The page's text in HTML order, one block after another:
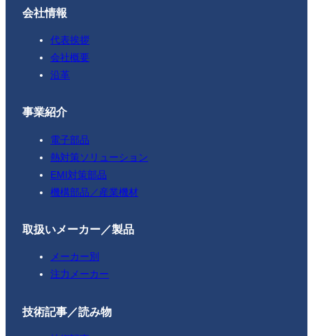
会社情報
代表挨拶
会社概要
沿革
事業紹介
電子部品
熱対策ソリューション
EMI対策部品
機構部品／産業機材
取扱いメーカー／製品
メーカー別
注力メーカー
技術記事／読み物